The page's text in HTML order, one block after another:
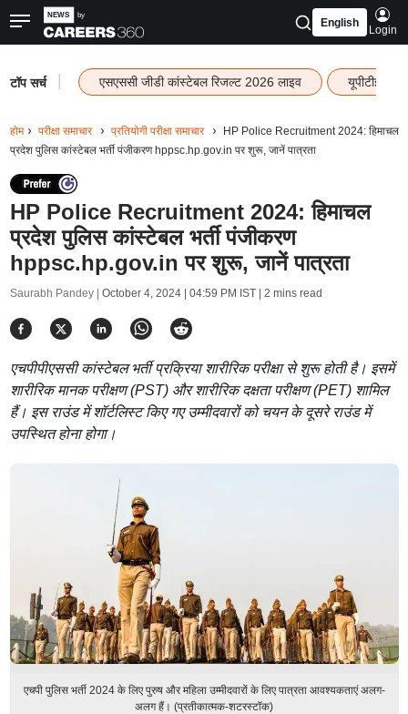
English
Login
टॉप सर्च एसएससी जीडी कांस्टेबल रिजल्ट 2026 लाइव यूपीटीईटी
होम परीक्षा समाचार प्रतियोगी परीक्षा समाचार
HP Police Recruitment 2024: हिमाचल
प्रदेश पुलिस कांस्टेबल भर्ती पंजीकरण hppsc.hp.gov.in पर शुरू, जानें पात्रता
HP Police Recruitment 2024: हिमाचल
प्रदेश पुलिस कांस्टेबल भर्ती पंजीकरण
hppsc.hp.gov.in पर शुरू, जानें पात्रता
Saurabh Pandey | October 4, 2024 | 04:59 PM IST| 2 mins read
एचपीपीएससी कांस्टेबल भर्ती प्रक्रिया शारीरिक परीक्षा से शुरू होती है। इसमें
शारीरिक मानक परीक्षण (PST) और शारीरिक दक्षता परीक्षण (PET) शामिल
हैं। इस राउंड में शॉर्टलिस्ट किए गए उम्मीदवारों को चयन के दूसरे राउंड में
उपस्थित होना होगा।
एचपी पुलिस भर्ती 2024 के लिए पुरुष और महिला उम्मीदवारों के लिए पात्रता आवश्यकताएं अलग-
अलग हैं। (प्रतीकात्मक-शटरस्टॉक)